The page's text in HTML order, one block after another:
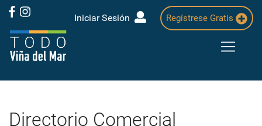
Iniciar Sesión Regístrese Gratis
Directorio Comercial